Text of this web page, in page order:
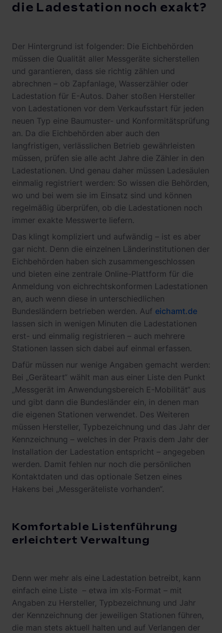
die Ladestation noch exakt?
Der Hintergrund ist folgender: Die Eichbehörden
müssen die Qualität aller Messgeräte sicherstellen
und garantieren, dass sie richtig zählen und
abrechnen – ob Zapfanlage, Wasserzähler oder
Ladestation für E-Autos. Daher stoßen Hersteller
von Ladestationen vor dem Verkaufsstart für jeden
neuen Typ eine Baumuster- und Konformitätsprüfung
an. Da die Eichbehörden aber auch den
langfristigen, verlässlichen Betrieb gewährleisten
müssen, prüfen sie alle acht Jahre die Zähler in den
Ladestationen. Und genau daher müssen Ladesäulen
einmalig registriert werden: So wissen die Behörden,
wo und bei wem sie im Einsatz sind und können
regelmäßig überprüfen, ob die Ladestationen noch
immer exakte Messwerte liefern.
Das klingt kompliziert und aufwändig – ist es aber
gar nicht. Denn die einzelnen Länderinstitutionen der
Eichbehörden haben sich zusammengeschlossen
und bieten eine zentrale Online-Plattform für die
Anmeldung von eichrechtskonformen Ladestationen
an, auch wenn diese in unterschiedlichen
Bundesländern betrieben werden. Auf eichamt.de
lassen sich in wenigen Minuten die Ladestationen
erst- und einmalig registrieren – auch mehrere
Stationen lassen sich dabei auf einmal erfassen.
Dafür müssen nur wenige Angaben gemacht werden:
Bei „Geräteart“ wählt man aus einer Liste den Punkt
„Messgerät im Anwendungsbereich E-Mobilität“ aus
und gibt dann die Bundesländer ein, in denen man
die eigenen Stationen verwendet. Des Weiteren
müssen Hersteller, Typbezeichnung und das Jahr der
Kennzeichnung – welches in der Praxis dem Jahr der
Installation der Ladestation entspricht – angegeben
werden. Damit fehlen nur noch die persönlichen
Kontaktdaten und das optionale Setzen eines
Hakens bei „Messgeräteliste vorhanden“.
Komfortable Listenführung
erleichtert Verwaltung
Denn wer mehr als eine Ladestation betreibt, kann
einfach eine Liste – etwa im xls-Format – mit
Angaben zu Hersteller, Typbezeichnung und Jahr
der Kennzeichnung der jeweiligen Stationen führen,
die man stets aktuell halten und auf Verlangen der